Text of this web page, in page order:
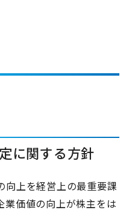
に関する方針
向上を経営上の最重要課
業価値の向上が株主をは